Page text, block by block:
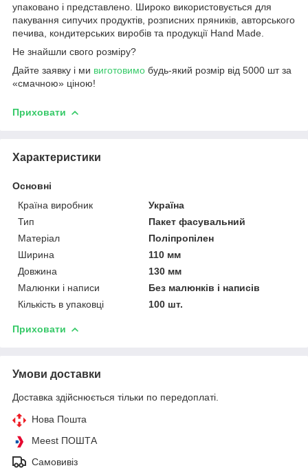
упаковано і представлено. Широко використовується для
пакування сипучих продуктів, розписних пряників, авторського
печива, кондитерських виробів та продукції Hand Made.
Не знайшли свого розміру?
Дайте заявку і ми виготовимо будь-який розмір від 5000 шт за
«смачною» ціною!
Приховати
Характеристики
Основні
Країна виробник
Україна
Тип
Пакет фасувальний
Матеріал
Поліпропілен
Ширина
110 мм
Довжина
130 мм
Малюнки і написи
Без малюнків і написів
Кількість в упаковці
100 шт.
Приховати
Умови доставки
Доставка здійснюється тільки по передоплаті.
Нова Пошта
Meest ПОШТА
Самовивіз